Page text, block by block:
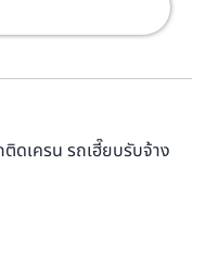
ติดเครน รถเฮี๊ยบรับจ้าง